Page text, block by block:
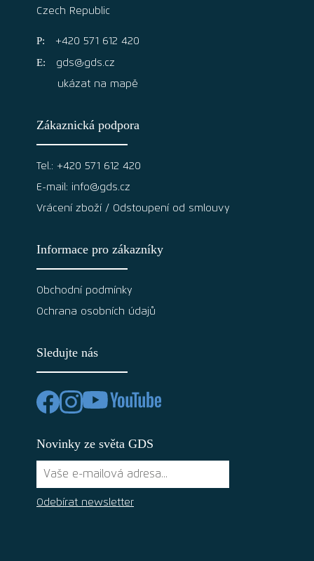
Czech Republic
+420 571 612 420
gds@gds.cz
ukázat na mapě
Zákaznická podpora
Tel.: +420 571 612 420
E-mail: info@gds.cz
Vrácení zboží / Odstoupení od smlouvy
Informace pro zákazníky
Obchodní podmínky
Ochrana osobních údajů
Sledujte nás
Novinky ze světa GDS
Odebírat newsletter